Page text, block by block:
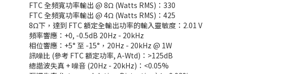
FTC 全頻寬功率輸出 @ 8Ω (Watts RMS)：330
FTC 全頻寬功率輸出 @ 4Ω (Watts RMS)：425
8Ω下，達到 FTC 額定全輸出功率的輸入靈敏度：2.01 V
頻率響應：+0, -0.5dB 20Hz - 20kHz
相位響應：+5° 至 -15°，20Hz - 20kHz @ 1W
訊噪比 (參考 FTC 額定功率, A-Wtd)：>125dB
總諧波失真 + 噪音 (20Hz - 20kHz)：<0.05%